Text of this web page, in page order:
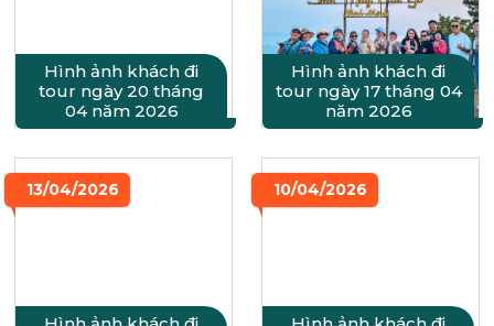
Hình ảnh khách đi
tour ngày 20 tháng
04 năm 2026
Hình ảnh khách đi
tour ngày 17 tháng 04
năm 2026
13/04/2026 10/04/2026